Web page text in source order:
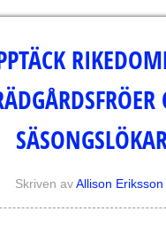
Skriven avAllison Eriksson